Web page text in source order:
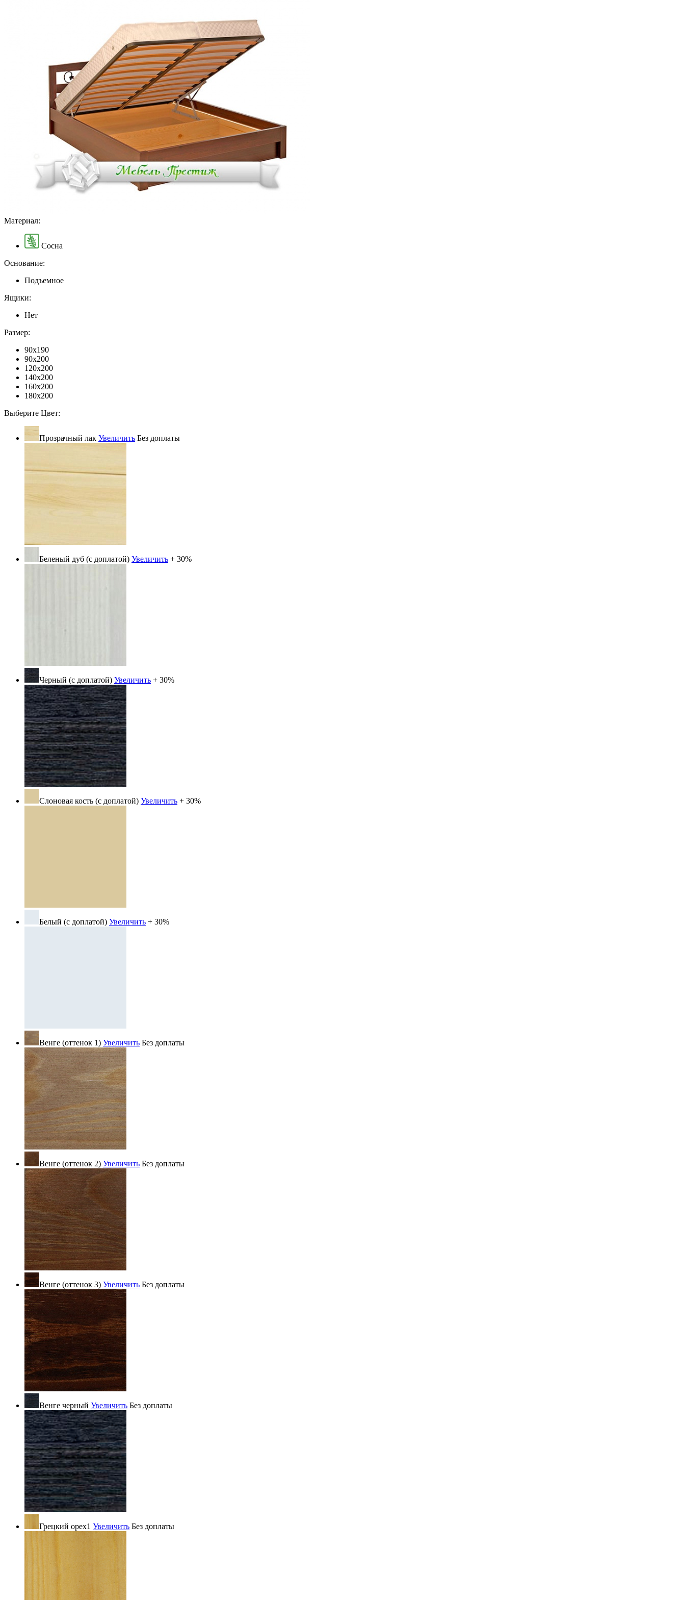
Материал:
Сосна
Основание:
Подъемное
Ящики:
Нет
Размер:
90x190
90x200
120x200
140x200
160x200
180x200
Выберите Цвет:
Прозрачный лак Увеличить Без доплаты
Беленый дуб (с доплатой) Увеличить + 30%
Черный (с доплатой) Увеличить + 30%
Слоновая кость (с доплатой) Увеличить + 30%
Белый (с доплатой) Увеличить + 30%
Венге (оттенок 1) Увеличить Без доплаты
Венге (оттенок 2) Увеличить Без доплаты
Венге (оттенок 3) Увеличить Без доплаты
Венге черный Увеличить Без доплаты
Грецкий орех1 Увеличить Без доплаты